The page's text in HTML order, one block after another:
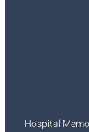
Hospital